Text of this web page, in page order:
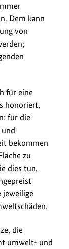
Dem kann
von
für eine
honoriert,
für die
bekommen
zu
dies tun,
jeweilige
die
umwelt- und